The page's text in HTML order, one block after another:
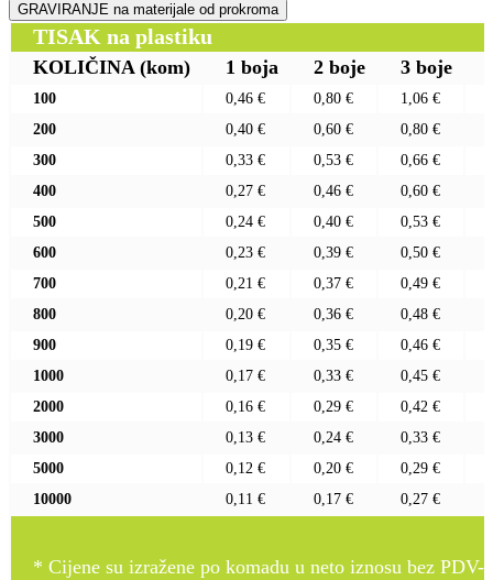
GRAVIRANJE na materijale od prokroma
TISAK na plastiku
KOLIČINA (kom) 1 boja 2 boje 3 boje
100 0,46 € 0,80 € 1,06 €
200
0,40 € 0,60 € 0,80 €
300
0,33 € 0,53 € 0,66 €
400
0,27 € 0,46 € 0,60 €
500
0,24 € 0,40 € 0,53 €
600
0,23 € 0,39 € 0,50 €
700
0,21 € 0,37 € 0,49 €
800
0,20 € 0,36 € 0,48 €
900
0,19 € 0,35 € 0,46 €
1000
0,17 € 0,33 € 0,45 €
2000
0,16 € 0,29 € 0,42 €
3000
0,13 € 0,24 € 0,33 €
5000
0,12 € 0,20 € 0,29 €
10000
0,11 € 0,17 € 0,27 €
* Cijene su izražene po komadu u neto iznosu bez PDV-